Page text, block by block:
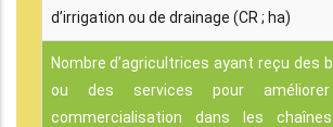
d’irrigation ou de drainage (CR ; ha)
Nombre d’agricultrices ayant reçu des
ou des services pour
commercialisation dans les